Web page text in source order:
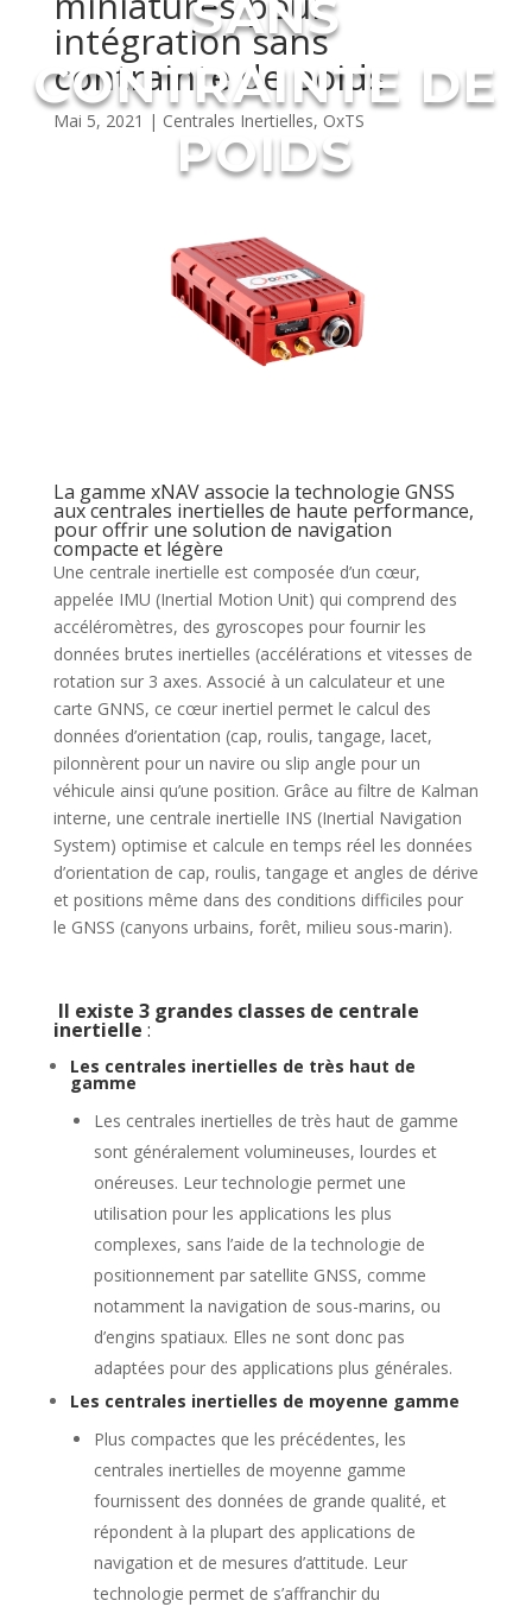
SANS
CONTRAINTE DE
POIDS
intégration sans
contrainte de poids
Mai 5, 2021 | Centrales Inertielles, OxTS
La gamme xNAV associe la technologie GNSS
aux centrales inertielles de haute performance,
pour offrir une solution de navigation
compacte et légère
Une centrale inertielle est composée d’un cœur,
appelée IMU (Inertial Motion Unit) qui comprend des
accéléromètres, des gyroscopes pour fournir les
données brutes inertielles (accélérations et vitesses de
rotation sur 3 axes. Associé à un calculateur et une
carte GNNS, ce cœur inertiel permet le calcul des
données d’orientation (cap, roulis, tangage, lacet,
pilonnèrent pour un navire ou slip angle pour un
véhicule ainsi qu’une position. Grâce au filtre de Kalman
interne, une centrale inertielle INS (Inertial Navigation
System) optimise et calcule en temps réel les données
d’orientation de cap, roulis, tangage et angles de dérive
et positions même dans des conditions difficiles pour
le GNSS (canyons urbains, forêt, milieu sous-marin).
Il existe 3 grandes classes de centrale
inertielle :
Les centrales inertielles de très haut de
gamme
Les centrales inertielles de très haut de gamme
sont généralement volumineuses, lourdes et
onéreuses. Leur technologie permet une
utilisation pour les applications les plus
complexes, sans l’aide de la technologie de
positionnement par satellite GNSS, comme
notamment la navigation de sous-marins, ou
d’engins spatiaux. Elles ne sont donc pas
adaptées pour des applications plus générales.
Les centrales inertielles de moyenne gamme
Plus compactes que les précédentes, les
centrales inertielles de moyenne gamme
fournissent des données de grande qualité, et
répondent à la plupart des applications de
navigation et de mesures d’attitude. Leur
technologie permet de s’affranchir du